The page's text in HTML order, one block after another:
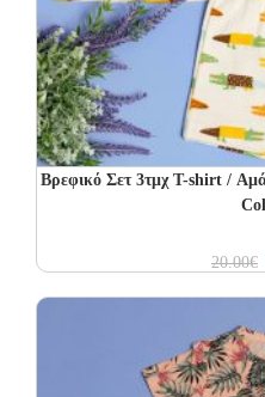
Βρεφικό Σετ 3τμχ T-shirt /
20.00€